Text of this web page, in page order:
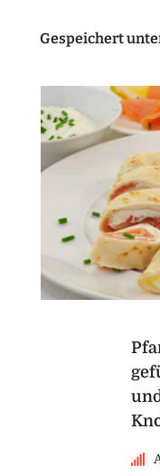
Gespeichert